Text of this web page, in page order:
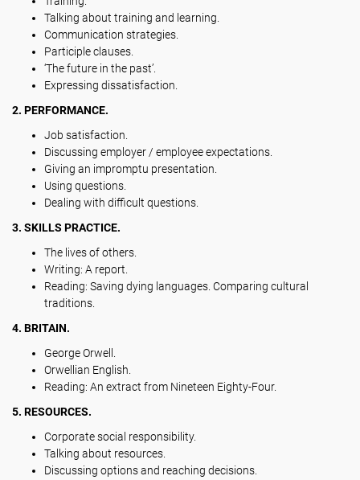
Talking about training and learning.
Communication strategies.
Participle clauses.
‘The future in the past’.
Expressing dissatisfaction.
2. PERFORMANCE.
Job satisfaction.
Discussing employer / employee expectations.
Giving an impromptu presentation.
Using questions.
Dealing with difficult questions.
3. SKILLS PRACTICE.
The lives of others.
Writing: A report.
Reading: Saving dying languages. Comparing cultural
traditions.
4. BRITAIN.
George Orwell.
Orwellian English.
Reading: An extract from Nineteen Eighty-Four.
5. RESOURCES.
Corporate social responsibility.
Talking about resources.
Discussing options and reaching decisions.